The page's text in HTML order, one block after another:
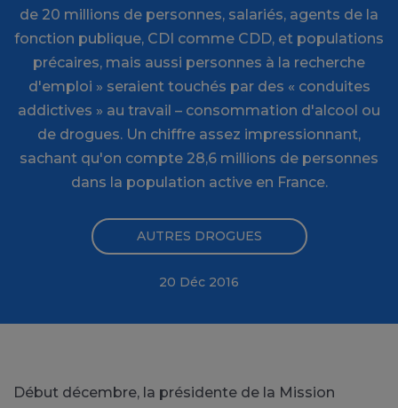
de 20 millions de personnes, salariés, agents de la
fonction publique, CDI comme CDD, et populations
précaires, mais aussi personnes à la recherche
d'emploi » seraient touchés par des « conduites
addictives » au travail – consommation d'alcool ou
de drogues. Un chiffre assez impressionnant,
sachant qu'on compte 28,6 millions de personnes
dans la population active en France.
AUTRES DROGUES
20 Déc 2016
Début décembre, la présidente de la Mission